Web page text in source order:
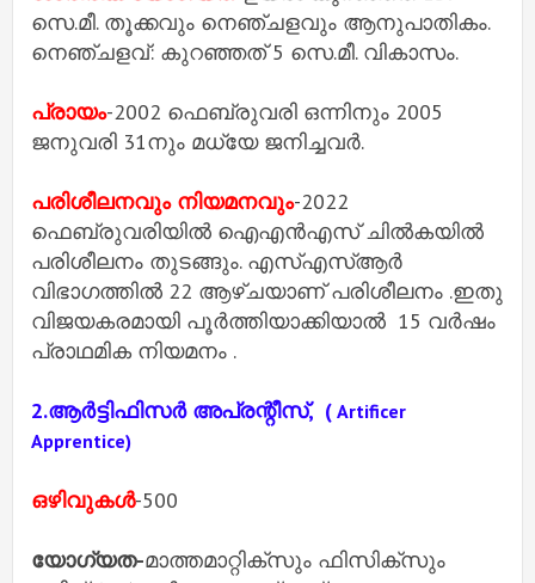
സെ.മീ. തൂക്കവും നെഞ്ചളവും ആനുപാതികം.
നെഞ്ചളവ്: കുറഞ്ഞത് 5 സെ.മീ. വികാസം.
പ്രായം-2002 ഫെബ്രുവരി ഒന്നിനും 2005
ജനുവരി 31നും മധ്യേ ജനിച്ചവര്‍.
പരിശീലനവും നിയമനവും-2022
ഫെബ്രുവരിയില്‍ ഐഎന്‍എസ് ചില്‍കയില്‍
പരിശീലനം തുടങ്ങും. എസ്എസ്ആര്‍
വിഭാഗത്തില്‍ 22 ആഴ്ചയാണ് പരിശീലനം .ഇതു
വിജയകരമായി പൂര്‍ത്തിയാക്കിയാല്‍ 15 വര്‍ഷം
പ്രാഥമിക നിയമനം .
2.ആര്‍ട്ടിഫിസര്‍ അപ്രന്റീസ്, ( Artificer
Apprentice)
ഒഴിവുകൾ-500
യോഗ്യത-മാത്തമാറ്റിക്സും ഫിസിക്സും